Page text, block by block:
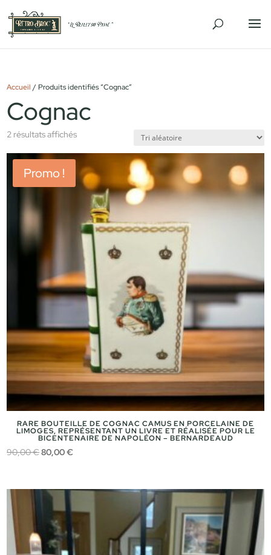
Accueil / Produits identifiés “Cognac”
Cognac
2 résultats affichés
Promo !
RARE BOUTEILLE DE COGNAC CAMUS EN PORCELAINE DE
LIMOGES, REPRÉSENTANT UN LIVRE ET RÉALISÉE POUR LE
BICENTENAIRE DE NAPOLÉON – BERNARDEAUD
90,00€Le
était :
80,00€Le
est :